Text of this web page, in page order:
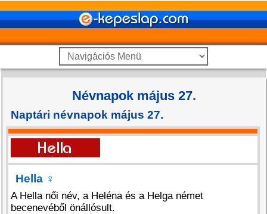
Névnapok május 27.
Naptári névnapok május 27.
Hella ♀
A Hella női név, a Heléna és a Helga német
becenevéből önállósult.